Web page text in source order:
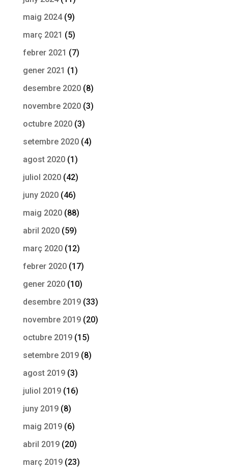
maig 2024(9)
març 2021 (5)
febrer 2021 (7)
gener 2021 (1)
desembre 2020(8)
novembre 2020(3)
octubre 2020(3)
setembre 2020(4)
agost 2020(1)
juliol 2020(42)
juny 2020(46)
maig 2020(88)
abril 2020(59)
març 2020(12)
febrer 2020(17)
gener 2020(10)
desembre 2019(33)
novembre 2019(20)
octubre 2019(15)
setembre 2019(8)
agost 2019(3)
juliol 2019(16)
juny 2019(8)
maig 2019(6)
abril 2019(20)
març 2019(23)